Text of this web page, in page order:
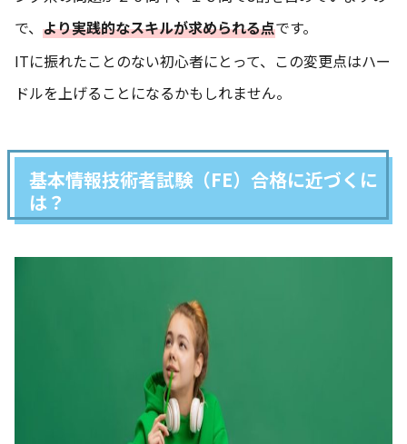
で、 より実践的なスキルが求められる点です。
ITに振れたことのない初心者にとって、この変更点はハー
ドルを上げることになるかもしれません。
基本情報技術者試験（FE）合格に近づくに
は？